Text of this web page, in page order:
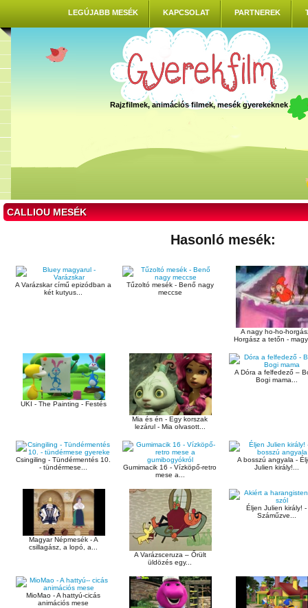
LEGÚJABB MESÉK KAPCSOLAT PARTNEREK
Rajzfilmek, animációs filmek, mesék gyerekeknek
CALLIOU MESÉK
Hasonló mesék:
A Varázskar című epizódban a
két kutyus...
Tűzoltó mesék - Benő nagy
meccse
A nagy ho-ho-
Horgász a tetőn -
UKI - The Painting - Festés
Mia és én - Egy korszak
lezárul - Mia olvasott...
A Dóra a felfedező –
Bogi mama...
Csingiling - Tündérmentés 10.
- tündérmese...
Gumimacik 16 - Vízköpő-retro
mese a...
A bosszú angyala -
Julien király!...
Magyar Népmesék - A
csillagász, a lopó, a...
A Varázsceruza – Őrült
üldözés egy...
Éljen Julien király! -
Száműzve...
MioMao - A hattyú-cicás
animációs mese